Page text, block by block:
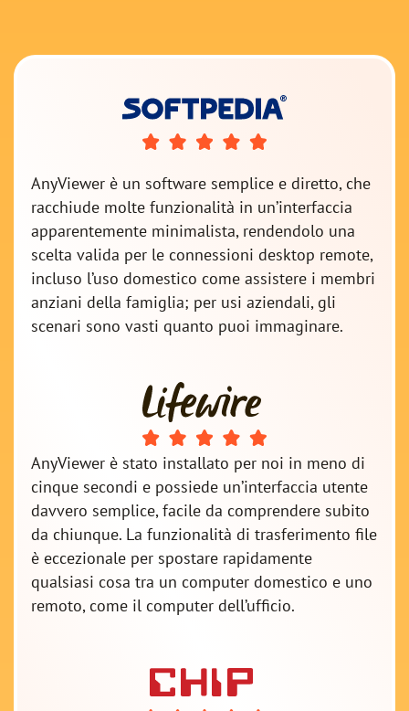
AnyViewer è un software semplice e diretto, che
racchiude molte funzionalità in un’interfaccia
apparentemente minimalista, rendendolo una
scelta valida per le connessioni desktop remote,
incluso l’uso domestico come assistere i membri
anziani della famiglia; per usi aziendali, gli
scenari sono vasti quanto puoi immaginare.
AnyViewer è stato installato per noi in meno di
cinque secondi e possiede un’interfaccia utente
davvero semplice, facile da comprendere subito
da chiunque. La funzionalità di trasferimento file
è eccezionale per spostare rapidamente
qualsiasi cosa tra un computer domestico e uno
remoto, come il computer dell’ufficio.